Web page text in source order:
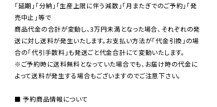
「延期」「分納」「生産上限に伴う減数」「月またぎでのご予約」「発
売中止」等で
商品代金の合計が変動し、3万円未満となった場合、それぞれの発
送に対し送料が発生いたします。お支払い方法が「代金引換」の場
※ご予約時に送料無料となっていた場合でも、お届け時の代金に
よって送料が発生する場合もございますのでご注意下さい。
■ 予約商品情報について